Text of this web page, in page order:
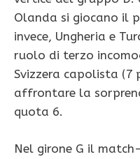
Olanda si giocano il
invece, Ungheria e
ruolo di terzo
Svizzera capolista (7
affrontare la
quota 6.
Nel girone G il